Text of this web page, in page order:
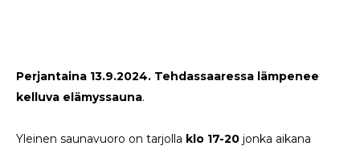
Perjantaina 13.9.2024. Tehdassaaressa lämpenee
kelluva elämyssauna.
Yleinen saunavuoro on tarjolla klo 17-20 jonka aikana